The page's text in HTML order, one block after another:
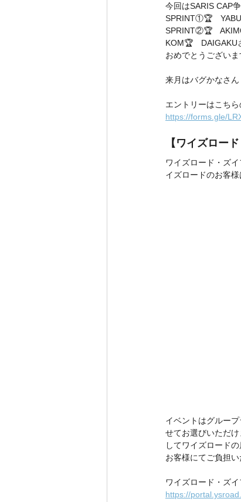
今回はSARIS CAP
SPRINT①🏆　
SPRINT②🏆　
KOM🏆　DAIGAKU
おめでとうございま
来月はバグかなさん
エントリーはこち
https://forms.gle/
【ワイズロー
ワイズロード・ズ
イズロードのお客
イベントはグルー
せてお選びいただ
してワイズロード
お客様にてご負担
ワイズロード・ズ
https://